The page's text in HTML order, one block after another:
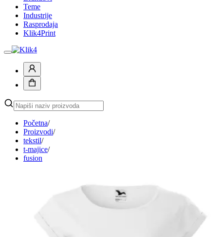
Teme
Industrije
Rasprodaja
Klik4Print
Početna/
Proizvodi/
tekstil/
t-majice/
fusion